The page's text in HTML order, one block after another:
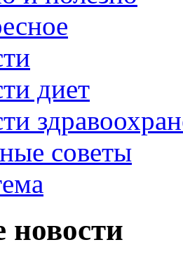
диет
советы
новости